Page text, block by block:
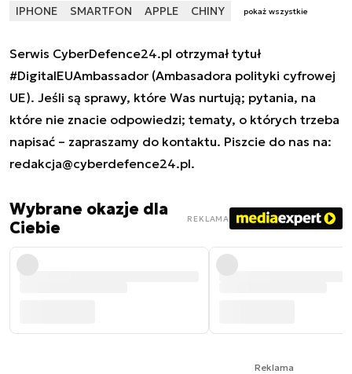
IPHONE SMARTFON APPLE CHINY pokaż wszystkie
Serwis CyberDefence24.pl otrzymał tytuł
#DigitalEUAmbassador (Ambasadora polityki cyfrowej
UE). Jeśli są sprawy, które Was nurtują; pytania, na
które nie znacie odpowiedzi; tematy, o których trzeba
napisać – zapraszamy do kontaktu. Piszcie do nas na:
redakcja@cyberdefence24.pl.
Wybrane okazje dla
Ciebie
REKLAMA
Reklama